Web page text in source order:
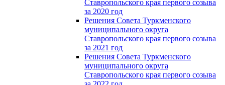
Ставропольского края первого созыва
за 2020 год
Решения Совета Туркменского
муниципального округа
Ставропольского края первого созыва
за 2021 год
Решения Совета Туркменского
муниципального округа
Ставропольского края первого созыва